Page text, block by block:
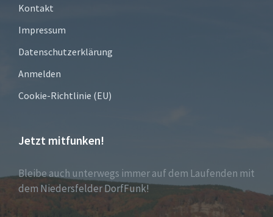
Kontakt
Impressum
Datenschutzerklärung
Anmelden
Cookie-Richtlinie (EU)
Jetzt mitfunken!
Bleibe auch unterwegs immer auf dem Laufenden mit
dem Niedersfelder DorfFunk!